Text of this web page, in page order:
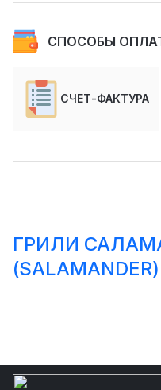
СПОСОБЫ
СЧЕТ-ФАКТУРА
ГРИЛИ
(SALAMANDER)